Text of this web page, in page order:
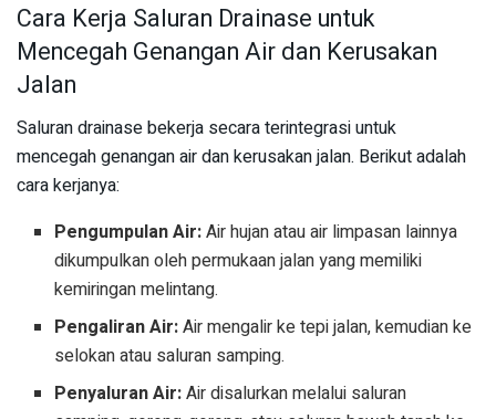
Cara Kerja Saluran Drainase untuk
Mencegah Genangan Air dan Kerusakan
Jalan
Saluran drainase bekerja secara terintegrasi untuk
mencegah genangan air dan kerusakan jalan. Berikut adalah
cara kerjanya:
Pengumpulan Air:Air hujan atau air limpasan lainnya
dikumpulkan oleh permukaan jalan yang memiliki
kemiringan melintang.
Pengaliran Air:Air mengalir ke tepi jalan, kemudian ke
selokan atau saluran samping.
Penyaluran Air:Air disalurkan melalui saluran